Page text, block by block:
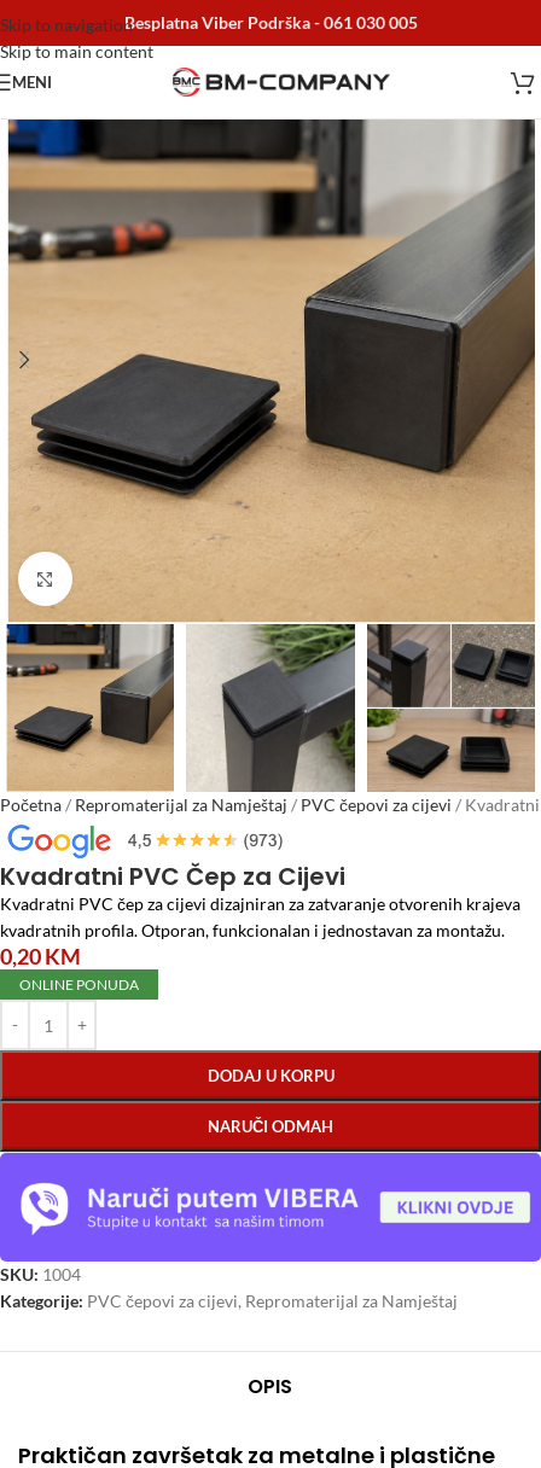
Skip to navigation
Skip to main content
Besplatna Viber Podrška -061 030 005
MENI
Click to enlarge
Početna/ Repromaterijal za Namještaj / PVC čepovi za cijevi / Kvadratni
PVC Čep za Cijevi
Kvadratni PVC Čep za Cijevi
Kvadratni PVC čep za cijevi dizajniran za zatvaranje otvorenih krajeva
kvadratnih profila. Otporan, funkcionalan i jednostavan za montažu.
0,20KM
ONLINE PONUDA
DODAJ U KORPU
NARUČI ODMAH
SKU: 1004
Kategorije: PVC čepovi za cijevi, Repromaterijal za Namještaj
OPIS
Praktičan završetak za metalne i plastične